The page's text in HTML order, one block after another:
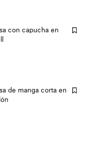
con capucha en
de manga corta en